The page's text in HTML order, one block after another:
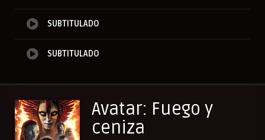
SUBTITULADO
SUBTITULADO
Avatar: Fuego y
ceniza